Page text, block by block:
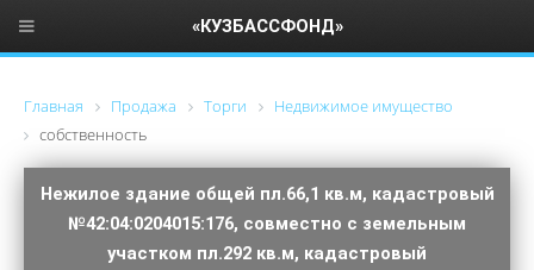
Главная Продажа Торги
Недвижимое имущество
cобственность
Нежилое здание общей пл.66,1 кв.м, кадастровый
№42:04:0204015:176, совместно с земельным
участком пл.292 кв.м, кадастровый
«КУЗБАССФОНД»